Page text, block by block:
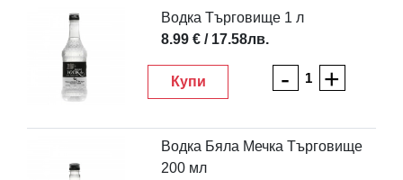
Водка Търговище 1 л
8.99 € / 17.58лв.
Купи - +
Водка Бяла Мечка Търговище
200 мл